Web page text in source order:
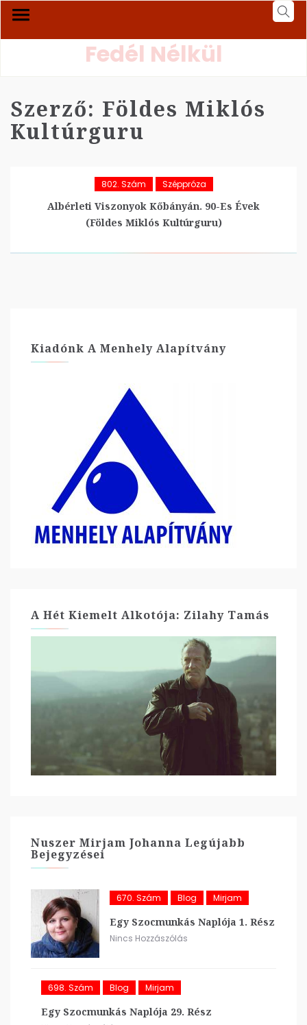
Fedél Nélkül
Szerző: Földes Miklós
Kultúrguru
802. Szám Széppróza
Albérleti Viszonyok Kőbányán. 90-Es Évek
(Földes Miklós Kultúrguru)
Kiadónk A Menhely Alapítvány
A Hét Kiemelt Alkotója: Zilahy Tamás
Nuszer Mirjam Johanna Legújabb
Bejegyzései
670. Szám Blog Mirjam
Egy Szocmunkás Naplója 1. Rész
Nincs Hozzászólás
698. Szám Blog Mirjam
Egy Szocmunkás Naplója 29. Rész